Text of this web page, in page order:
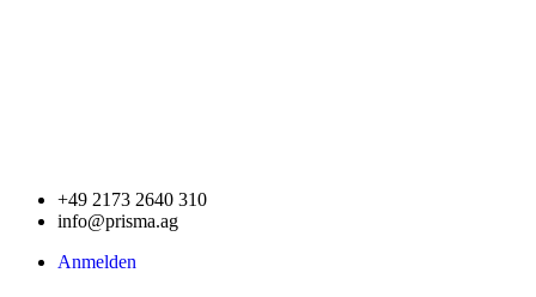
+49 2173 2640 310
info@prisma.ag
Anmelden